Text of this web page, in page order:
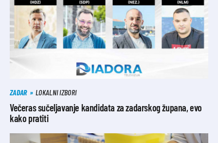
ZADAR LOKALNI IZBORI
Večeras sučeljavanje kandidata za zadarskog župana, evo
kako pratiti